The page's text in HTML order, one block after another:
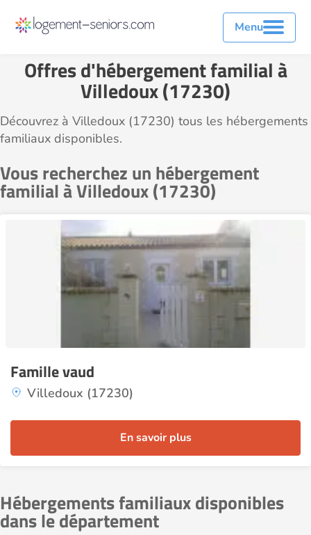
Menu
Offres d'hébergement familial à
Villedoux (17230)
Découvrez à Villedoux (17230) tous les hébergements
familiaux disponibles.
Vous recherchez un hébergement
familial à Villedoux (17230)
Famille vaud
Villedoux (17230)
En savoir plus
Hébergements familiaux disponibles
dans le département